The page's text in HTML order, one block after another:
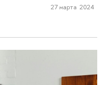
27 марта 2024